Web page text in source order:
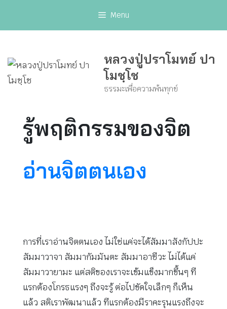
Menu
หลวงปู่ปราโมทย์ ปา
โมชฺโช
ธรรมะเพื่อความพ้นทุกข์
รู้พฤติกรรมของจิต
อ่านจิตตนเอง
การที่เราอ่านจิตตนเอง ไม่ใช่แค่จะได้สัมมาสังกัปปะ
สัมมาวาจา สัมมากัมมันตะ สัมมาอาชีวะ ไม่ได้แค่
สัมมาวายามะ แต่สติของเราจะเข้มแข็งมากขึ้นๆ ที
แรกต้องโกรธแรงๆ ถึงจะรู้ ต่อไปขัดใจเล็กๆ ก็เห็น
แล้ว สติเราพัฒนาแล้ว ทีแรกต้องมีราคะรุนแรงถึงจะ